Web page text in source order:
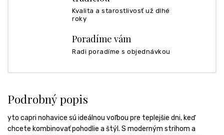
Kvalita a starostlivosť už dlhé
roky
Poradíme vám
Radi poradíme s objednávkou
Podrobný popis
yto capri nohavice sú ideálnou voľbou pre teplejšie dni, keď
chcete kombinovať pohodlie a štýl. S moderným strihom a